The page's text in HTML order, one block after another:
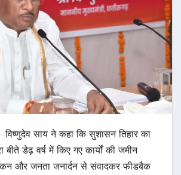
साय ने कहा कि सुशासन तिहार का
बीते डेढ़ वर्ष में किए गए कार्यों की जमीन
और जनता जनार्दन से संवादकर फीडबैक